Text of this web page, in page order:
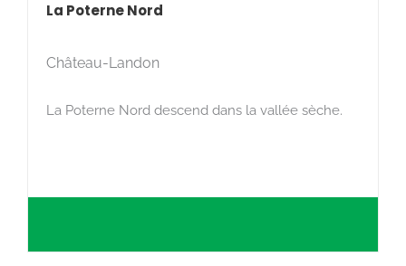
La Poterne Nord
Château-Landon
La Poterne Nord descend dans la vallée sèche.